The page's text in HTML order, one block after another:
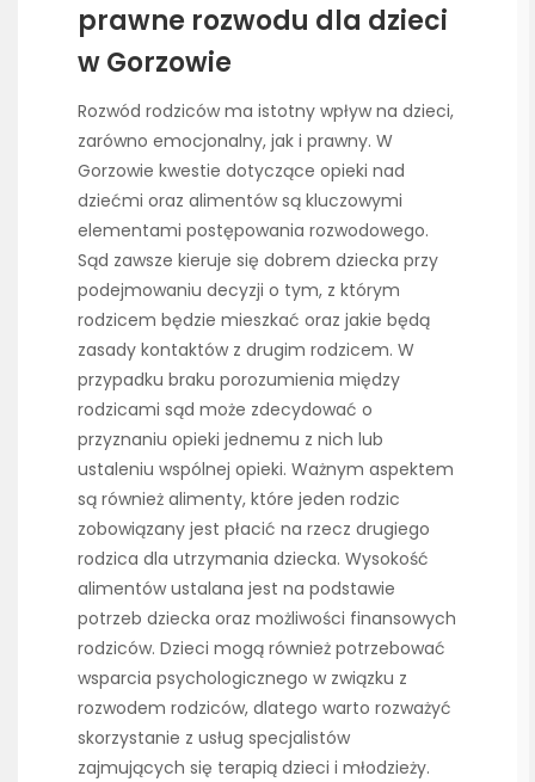
prawne rozwodu dla dzieci
w Gorzowie
Rozwód rodziców ma istotny wpływ na dzieci,
zarówno emocjonalny, jak i prawny. W
Gorzowie kwestie dotyczące opieki nad
dziećmi oraz alimentów są kluczowymi
elementami postępowania rozwodowego.
Sąd zawsze kieruje się dobrem dziecka przy
podejmowaniu decyzji o tym, z którym
rodzicem będzie mieszkać oraz jakie będą
zasady kontaktów z drugim rodzicem. W
przypadku braku porozumienia między
rodzicami sąd może zdecydować o
przyznaniu opieki jednemu z nich lub
ustaleniu wspólnej opieki. Ważnym aspektem
są również alimenty, które jeden rodzic
zobowiązany jest płacić na rzecz drugiego
rodzica dla utrzymania dziecka. Wysokość
alimentów ustalana jest na podstawie
potrzeb dziecka oraz możliwości finansowych
rodziców. Dzieci mogą również potrzebować
wsparcia psychologicznego w związku z
rozwodem rodziców, dlatego warto rozważyć
skorzystanie z usług specjalistów
zajmujących się terapią dzieci i młodzieży.